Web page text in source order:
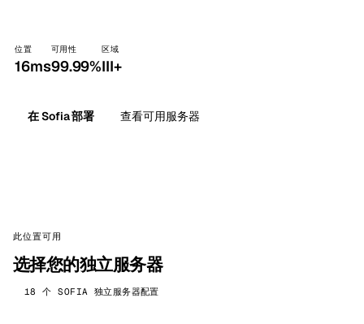
位置
16ms
可用性
99.99%
区域
III+
在 Sofia 部署 查看可用服务器
此位置可用
选择您的独立服务器
18 个 SOFIA 独立服务器配置